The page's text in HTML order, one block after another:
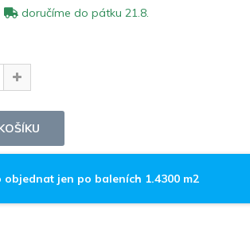
doručíme do pátku 21.8.
objednat jen po baleních 1.4300 m2